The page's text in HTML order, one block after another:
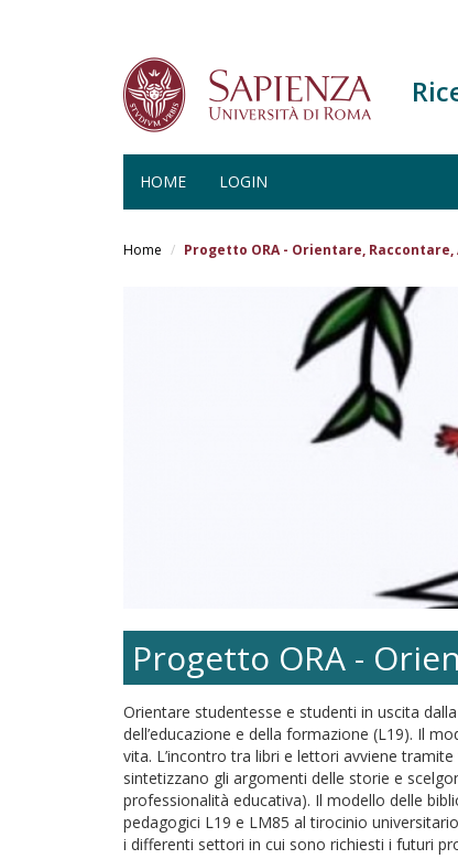
HOME LOGIN
Home Progetto ORA - Orientare,
Progetto ORA -
Orientare studentesse e studenti in uscita
dell’educazione e della formazione (L19). Il
vita. L’incontro tra libri e lettori avviene
sintetizzano gli argomenti delle storie e
professionalità educativa). Il modello delle
pedagogici L19 e LM85 al tirocinio
i differenti settori in cui sono richiesti i futuri